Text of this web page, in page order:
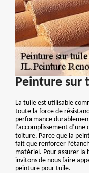
Peinture sur
La tuile est utilisable
toute la force de
performance
l’accomplissement
toiture. Parce que la
fait que renforcer
matériel. Pour assurer la
invitons de nous faire
peinture pour tuile.